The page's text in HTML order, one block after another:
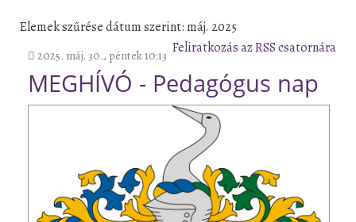
Elemek szűrése dátum szerint: máj. 2025
Feliratkozás az RSS csatornára
2025. máj. 30., péntek 10:13
MEGHÍVÓ - Pedagógus nap